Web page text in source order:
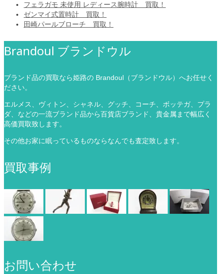
フェラガモ 未使用 レディース腕時計 買取！
ゼンマイ式置時計 買取！
田崎パールブローチ 買取！
Brandoul ブランドウル
ブランド品の買取なら姫路の Brandoul（ブランドウル）へお任せく
ださい。
エルメス、ヴィトン、シャネル、グッチ、コーチ、ボッテガ、プラ
ダ、などの一流ブランド品から百貨店ブランド、貴金属まで幅広く
高価買取致します。
その他お家に眠っているものならなんでも査定致します。
買取事例
お問い合わせ